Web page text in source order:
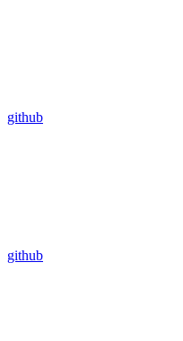
github
github